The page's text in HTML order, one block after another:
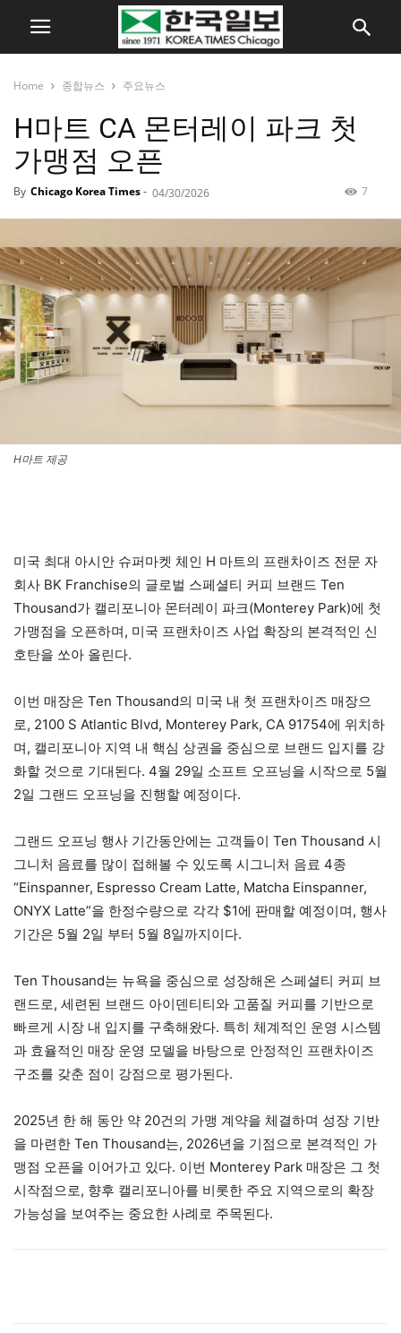
Home 종합뉴스 주요뉴스
H마트 CA 몬터레이 파크 첫
가맹점 오픈
By Chicago Korea Times- 04/30/2026 7
H마트 제공
미국 최대 아시안 슈퍼마켓 체인 H 마트의 프랜차이즈 전문 자
회사 BK Franchise의 글로벌 스페셜티 커피 브랜드 Ten
Thousand가 캘리포니아 몬터레이 파크(Monterey Park)에 첫
가맹점을 오픈하며, 미국 프랜차이즈 사업 확장의 본격적인 신
호탄을 쏘아 올린다.
이번 매장은 Ten Thousand의 미국 내 첫 프랜차이즈 매장으
로, 2100 S Atlantic Blvd, Monterey Park, CA 91754에 위치하
며, 캘리포니아 지역 내 핵심 상권을 중심으로 브랜드 입지를 강
화할 것으로 기대된다. 4월 29일 소프트 오프닝을 시작으로 5월
2일 그랜드 오프닝을 진행할 예정이다.
그랜드 오프닝 행사 기간동안에는 고객들이 Ten Thousand 시
그니처 음료를 많이 접해볼 수 있도록 시그니처 음료 4종
“Einspanner, Espresso Cream Latte, Matcha Einspanner,
ONYX Latte”을 한정수량으로 각각 $1에 판매할 예정이며, 행사
기간은 5월 2일 부터 5월 8일까지이다.
Ten Thousand는 뉴욕을 중심으로 성장해온 스페셜티 커피 브
랜드로, 세련된 브랜드 아이덴티티와 고품질 커피를 기반으로
빠르게 시장 내 입지를 구축해왔다. 특히 체계적인 운영 시스템
과 효율적인 매장 운영 모델을 바탕으로 안정적인 프랜차이즈
구조를 갖춘 점이 강점으로 평가된다.
2025년 한 해 동안 약 20건의 가맹 계약을 체결하며 성장 기반
을 마련한 Ten Thousand는, 2026년을 기점으로 본격적인 가
맹점 오픈을 이어가고 있다. 이번 Monterey Park 매장은 그 첫
시작점으로, 향후 캘리포니아를 비롯한 주요 지역으로의 확장
가능성을 보여주는 중요한 사례로 주목된다.